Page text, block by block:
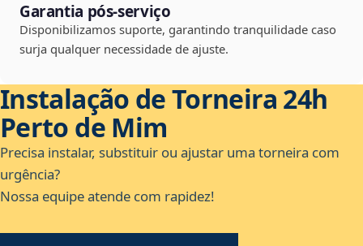
Garantia pós-serviço
Disponibilizamos suporte, garantindo tranquilidade caso
surja qualquer necessidade de ajuste.
Instalação de Torneira 24h
Perto de Mim
Precisa instalar, substituir ou ajustar uma torneira com
urgência?
Nossa equipe atende com rapidez!